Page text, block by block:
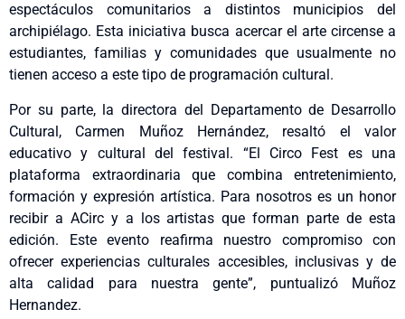
espectáculos comunitarios a distintos municipios del
archipiélago. Esta iniciativa busca acercar el arte circense a
estudiantes, familias y comunidades que usualmente no
tienen acceso a este tipo de programación cultural.
Por su parte, la directora del Departamento de Desarrollo
Cultural, Carmen Muñoz Hernández, resaltó el valor
educativo y cultural del festival. “El Circo Fest es una
plataforma extraordinaria que combina entretenimiento,
formación y expresión artística. Para nosotros es un honor
recibir a ACirc y a los artistas que forman parte de esta
edición. Este evento reafirma nuestro compromiso con
ofrecer experiencias culturales accesibles, inclusivas y de
alta calidad para nuestra gente”, puntualizó Muñoz
Hernandez.